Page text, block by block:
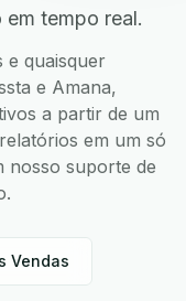
tempo real.
e quaisquer
e Amana,
a partir de um
em um só
nosso suporte de
Vendas